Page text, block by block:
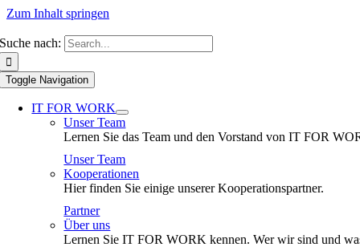
Zum Inhalt springen
Suche nach:
Toggle Navigation
IT FOR WORK
Unser Team
Lernen Sie das Team und den Vorstand von IT FOR
Unser Team
Kooperationen
Hier finden Sie einige unserer Kooperationspartner.
Partner
Über uns
Lernen Sie IT FOR WORK kennen. Wer wir sind und